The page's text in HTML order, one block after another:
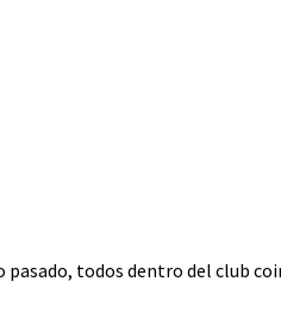
pasado, todos dentro del club